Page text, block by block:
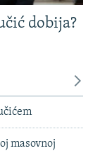
dobija?
masovnoj